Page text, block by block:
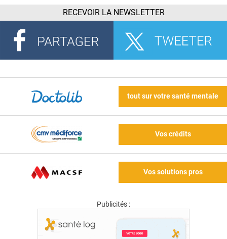
RECEVOIR LA NEWSLETTER
tout sur votre santé mentale
Vos crédits
Vos solutions pros
Publicités :